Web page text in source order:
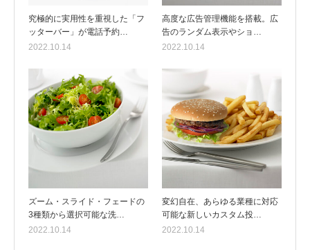
究極的に実用性を重視した「フ
ッターバー」が電話予約…
2022.10.14
高度な広告管理機能を搭載。広
告のランダム表示やショ…
2022.10.14
ズーム・スライド・フェードの
3種類から選択可能な洗…
2022.10.14
変幻自在、あらゆる業種に対応
可能な新しいカスタム投…
2022.10.14